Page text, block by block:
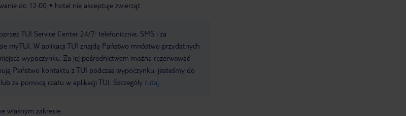
do 12:00 hotel nie akceptuje zwierząt
TUI Service Center 24/7: telefonicznie, SMS i za
myTUI. W aplikacji TUI znajdą Państwo mnóstwo przydatnych
wypoczynku. Za jej pośrednictwem można rezerwować
Państwo kontaktu z TUI podczas wypoczynku, jesteśmy do
za pomocą czatu w aplikacji TUI. Szczegóły tutaj
własnym zakresie.